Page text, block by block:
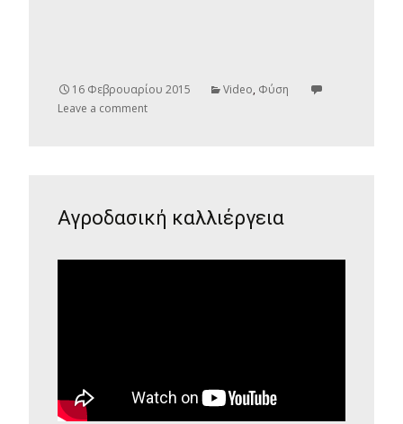
16 Φεβρουαρίου 2015 Video, Φύση
Leave a comment
Αγροδασική καλλιέργεια